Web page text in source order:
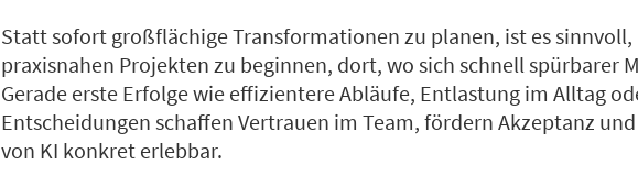
Statt sofort großflächige Transformationen zu planen, ist es
praxisnahen Projekten zu beginnen, dort, wo sich schnell spürbarer
Gerade erste Erfolge wie effizientere Abläufe, Entlastung im Alltag
Entscheidungen schaffen Vertrauen im Team, fördern Akzeptanz
von KI konkret erlebbar.